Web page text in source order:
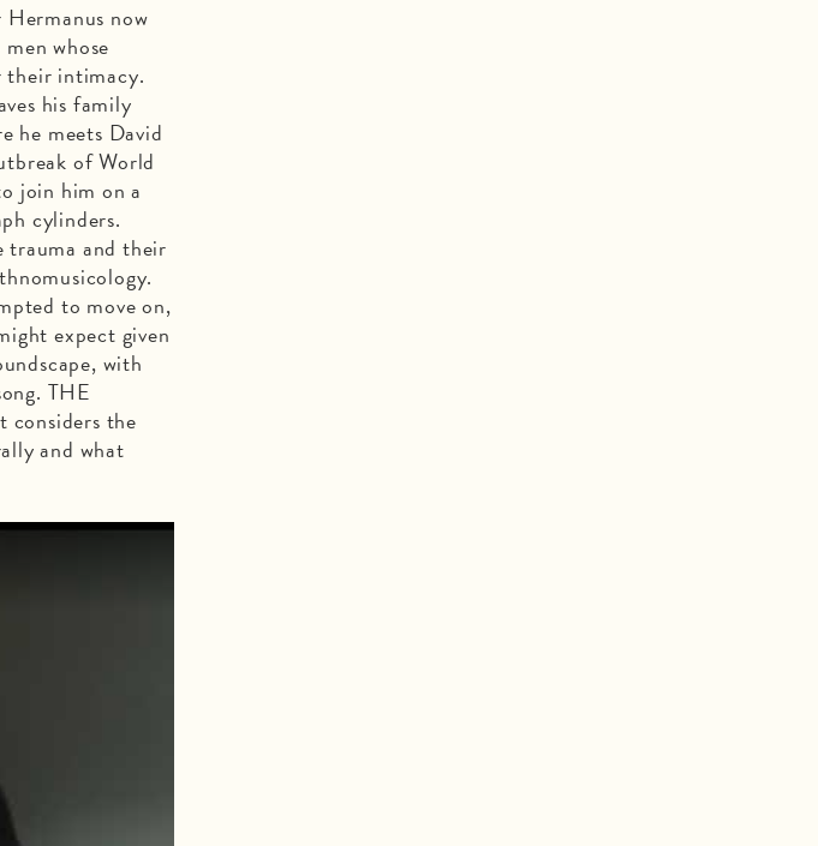
now
whose
their intimacy.
his family
he meets David
of World
join him on a
cylinders.
trauma and their
to move on,
expect given
with
THE
considers the
and what